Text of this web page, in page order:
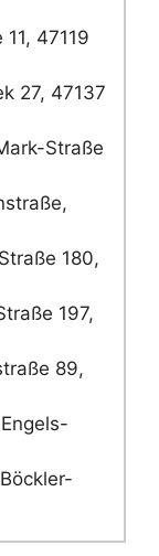
11, 47119
27, 47137
Straße
180,
197,
89,